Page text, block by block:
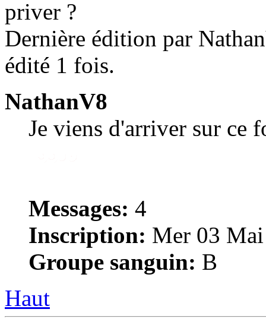
priver ?
Dernière édition par
édité 1 fois.
NathanV8
Je viens d'arriver sur ce
Messages: 4
Inscription: Mer 03
Groupe sanguin: B
Haut